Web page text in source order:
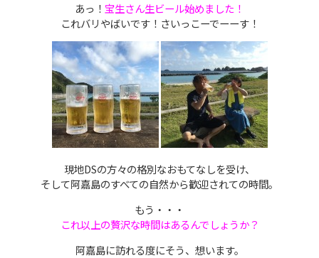
あっ！ 宝生さん生ビール始めました！
これバリやばいです！さいっこーでーーす！
現地DSの方々の格別なおもてなしを受け、
そして阿嘉島のすべての自然から歓迎されての時間。
もう・・・
これ以上の贅沢な時間はあるんでしょうか？
阿嘉島に訪れる度にそう、想います。